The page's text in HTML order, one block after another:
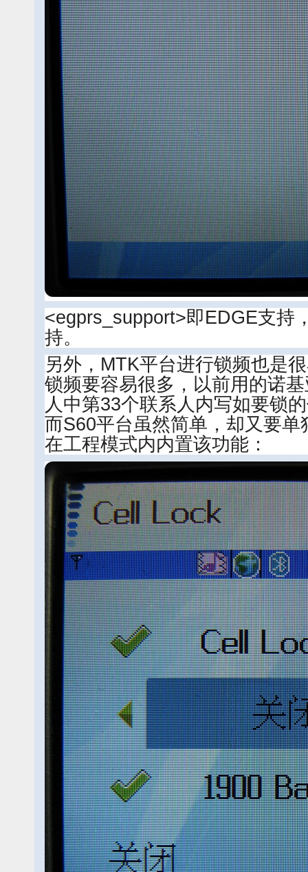
<egprs_support>即EDGE支持
持。
另外，MTK平台进行锁频也是
锁频要容易很多，以前用的诺
人中第33个联系人内写如要锁
而S60平台虽然简单，却又要
在工程模式内内置该功能：